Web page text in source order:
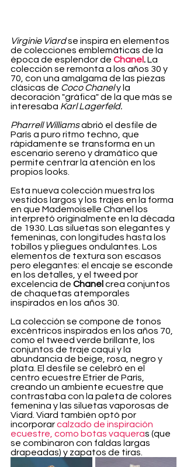
Virginie Viard se inspira en elementos
de colecciones emblemáticas de la
época de esplendor de Chanel. La
colección se remonta a los años 30 y
70, con una amalgama de las piezas
clásicas de Coco Chanel y la
decoración "gráfica" de la que más se
interesaba Karl Lagerfeld.
Pharrell Williams abrió el desfile de
París a puro ritmo techno, que
rápidamente se transforma en un
escenario sereno y dramático que
permite centrar la atención en los
propios looks.
Esta nueva colección muestra los
vestidos largos y los trajes en la forma
en que Mademoiselle Chanel los
interpretó originalmente en la década
de 1930. Las siluetas son elegantes y
femeninas, con longitudes hasta los
tobillos y pliegues ondulantes. Los
elementos de textura son escasos
pero elegantes: el encaje se esconde
en los detalles, y el tweed por
excelencia de Chanel crea conjuntos
de chaquetas atemporales
inspirados en los años 30.
La colección se compone de tonos
excéntricos inspirados en los años 70,
como el tweed verde brillante, los
conjuntos de traje caqui y la
abundancia de beige, rosa, negro y
plata. El desfile se celebró en el
centro ecuestre Etrier de París,
creando un ambiente ecuestre que
contrastaba con la paleta de colores
femenina y las siluetas vaporosas de
Viard. Viard también optó por
incorporar calzado de inspiración
ecuestre, como botas vaqueras (que
se combinaron con faldas largas
drapeadas) y zapatos de tiras.